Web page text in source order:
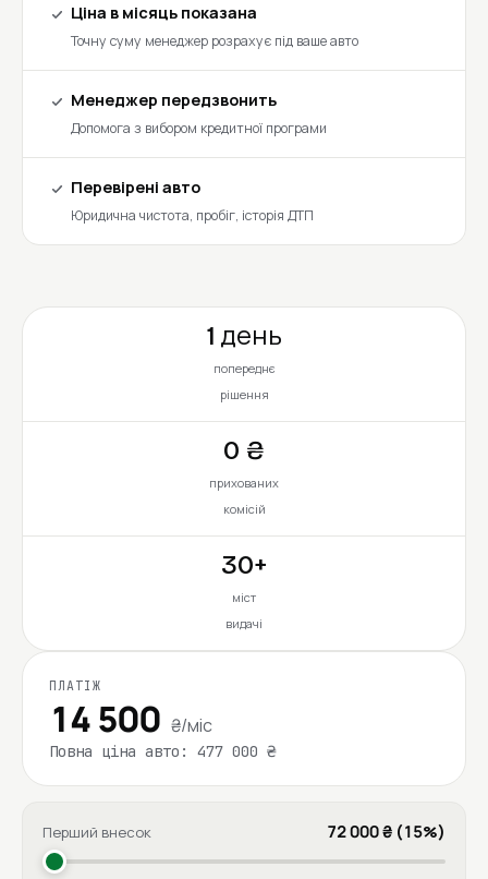
Ціна в місяць показана
Точну суму менеджер розрахує під ваше авто
Менеджер передзвонить
Допомога з вибором кредитної програми
Перевірені авто
Юридична чистота, пробіг, історія ДТП
1 день
попереднє
рішення
0 ₴
прихованих
комісій
30+
міст
видачі
ПЛАТІЖ
14 500 ₴/міс
Повна ціна авто: 477 000 ₴
Перший внесок 72 000 ₴ (15%)